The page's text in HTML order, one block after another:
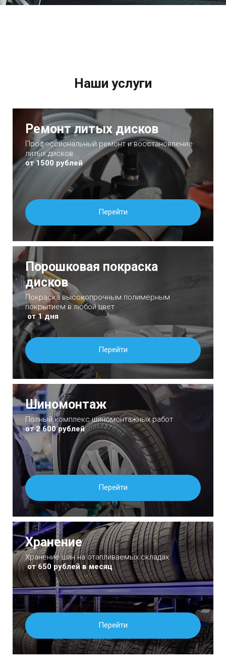
Наши услуги
Ремонт литых дисков
Профессиональный ремонт и восстановление
литых дисков
от 1500 рублей
Перейти
Порошковая покраска
дисков
Покраска высокопрочным полимерным
покрытием в любой цвет
от 1 дня
Перейти
Шиномонтаж
Полный комплекс шиномонтажных работ
от 2 600 рублей
Перейти
Хранение
Хранение шин на отапливаемых складах
от 650 рублей в месяц
Перейти